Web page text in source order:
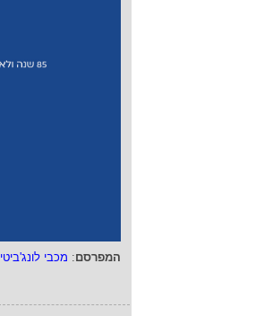
המפרסם: מכבי לונג'ביטי